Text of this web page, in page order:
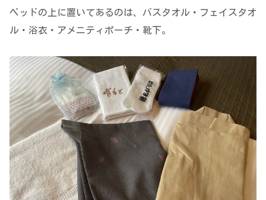
ベッドの上に置いてあるのは、バスタオル・フェイスタオ
ル・浴衣・アメニティポーチ・靴下。